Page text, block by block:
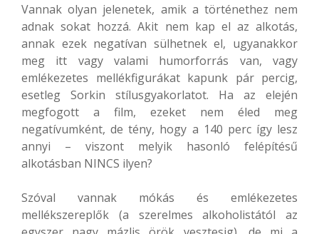
Vannak olyan jelenetek, amik a történethez nem
adnak sokat hozzá. Akit nem kap el az alkotás,
annak ezek negatívan sülhetnek el, ugyanakkor
meg itt vagy valami humorforrás van, vagy
emlékezetes mellékfigurákat kapunk pár percig,
esetleg Sorkin stílusgyakorlatot. Ha az elején
megfogott a film, ezeket nem éled meg
negatívumként, de tény, hogy a 140 perc így lesz
annyi – viszont melyik hasonló felépítésű
alkotásban NINCS ilyen?
Szóval vannak mókás és emlékezetes
mellékszereplők (a szerelmes alkoholistától az